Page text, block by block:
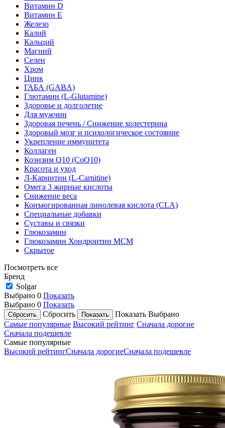
Витамин D
Витамин E
Железо
Калий
Кальций
Магний
Селен
Хром
Цинк
ГАБА (GABA)
Глютамин (L-Glutamine)
Здоровье и долголетие
Для мужчин
Здоровая печень / Cнижение холестерина
Здоровый мозг и психологическое состояние
Укрепление иммунитета
Коллаген
Коэнзим Q10 (CoQ10)
Красота и уход
Л-Карнитин (L-Сarnitine)
Омега 3 жирные кислоты
Снижение веса
Конъюгированная линолевая кислота (CLA)
Специальные добавки
Суставы и связки
Глюкозамин
Глюкозамин Хондроитин МСМ
Скрытое
Посмотреть все
Бренд
Solgar
Выбрано 0 Показать
Выбрано 0 Показать
Сбросить
Показать Выбрано
Самые популярные Высокий рейтинг Сначала дорогие
Сначала подешевле
Самые популярные
Высокий рейтингСначала дорогиеСначала подешевле